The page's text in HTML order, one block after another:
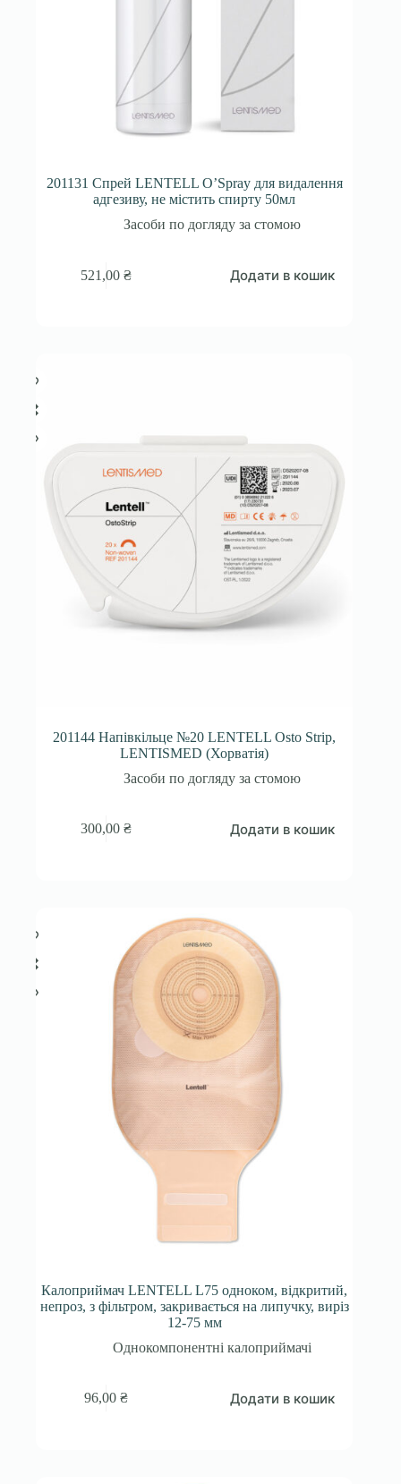
201131 Спрей LENTELL O’Spraу для видалення
адгезиву, не містить спирту 50мл
Засоби по догляду за стомою
521,00₴ Додати в кошик
201144 Напівкільце №20 LENTELL Osto Strip,
LENTISMED (Хорватія)
Засоби по догляду за стомою
300,00₴ Додати в кошик
Калоприймач LENTELL L75 одноком, відкритий,
непроз, з фільтром, закривається на липучку, виріз
12-75 мм
Однокомпонентні калоприймачі
96,00₴ Додати в кошик